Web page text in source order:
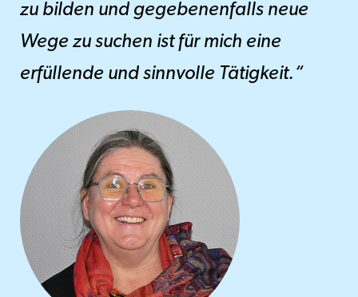
zu bilden und gegebenenfalls neue
Wege zu suchen ist für mich eine
erfüllende und sinnvolle Tätigkeit.“